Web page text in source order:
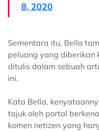
8, 2020
Sementara itu, Bella
peluang yang diberikan
ditulis dalam sebuah
ini.
Kata Bella,
tajuk oleh portal
komen netizen yang